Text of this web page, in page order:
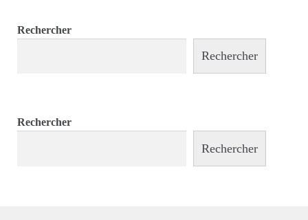
Rechercher
Rechercher
Rechercher
Rechercher